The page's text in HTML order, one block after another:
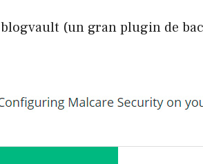
blogvault (un gran plugin de